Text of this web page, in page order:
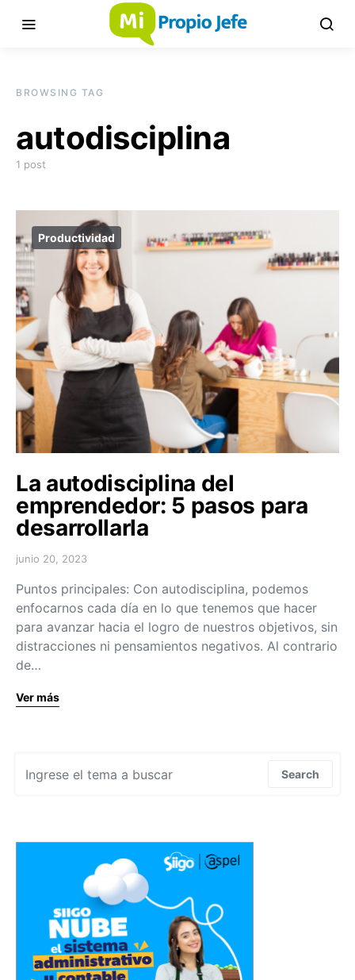
BROWSING TAG
autodisciplina
1 post
Productividad
La autodisciplina del
emprendedor: 5 pasos para
desarrollarla
junio 20, 2023
Puntos principales: Con autodisciplina, podemos
enfocarnos cada día en lo que tenemos que hacer
para avanzar hacia el logro de nuestros objetivos, sin
distracciones ni pensamientos negativos. Al contrario
de…
Ver más
Search